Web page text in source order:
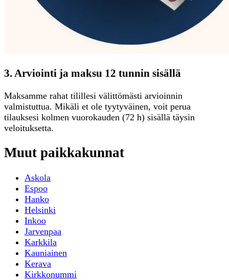
3. Arviointi ja maksu 12 tunnin sisällä
Maksamme rahat tilillesi välittömästi arvioinnin
valmistuttua. Mikäli et ole tyytyväinen, voit perua
tilauksesi kolmen vuorokauden (72 h) sisällä täysin
veloituksetta.
Muut paikkakunnat
Askola
Espoo
Hanko
Helsinki
Inkoo
Jarvenpaa
Karkkila
Kauniainen
Kerava
Kirkkonummi